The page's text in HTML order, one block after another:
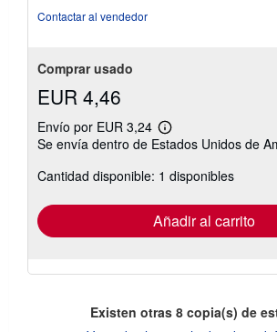
Contactar al vendedor
Comprar usado
EUR 4,46
Envío por EUR 3,24
Más
información
las
tarifas
envío
Se envía dentro de Estados Unidos de
Cantidad disponible: 1 disponibles
Añadir al carrito
Existen otras 8copia(s) de